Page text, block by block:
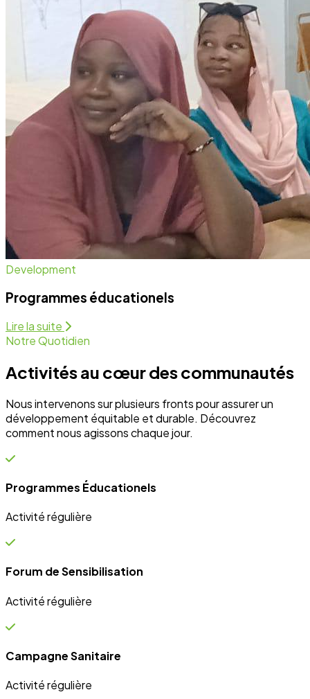
Development
Programmes éducationels
Notre Quotidien
Activités au cœur des communautés
Nous intervenons sur plusieurs fronts pour assurer un
développement équitable et durable. Découvrez
comment nous agissons chaque jour.
Programmes Éducationels
Activité régulière
Activité régulière
Activité régulière
Ateliers communautaires
Activité régulière